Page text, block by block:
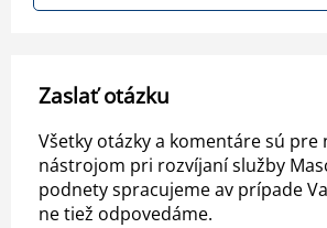
Zaslať otázku
Všetky otázky a komentáre sú pre
nástrojom pri rozvíjaní služby
podnety spracujeme av prípade
ne tiež odpovedáme.